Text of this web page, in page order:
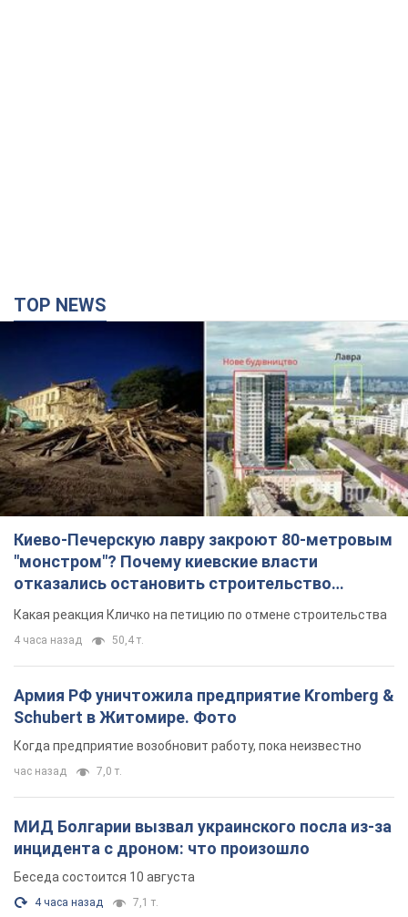
TOP NEWS
Киево-Печерскую лавру закроют 80-метровым
"монстром"? Почему киевские власти
отказались остановить строительство
небоскреба "московского верующего"
Какая реакция Кличко на петицию по отмене строительства
4 часа назад 50,4 т.
Армия РФ уничтожила предприятие Kromberg &
Schubert в Житомире. Фото
Когда предприятие возобновит работу, пока неизвестно
час назад 7,0 т.
МИД Болгарии вызвал украинского посла из-за
инцидента с дроном: что произошло
Беседа состоится 10 августа
4 часа назад 7,1 т.